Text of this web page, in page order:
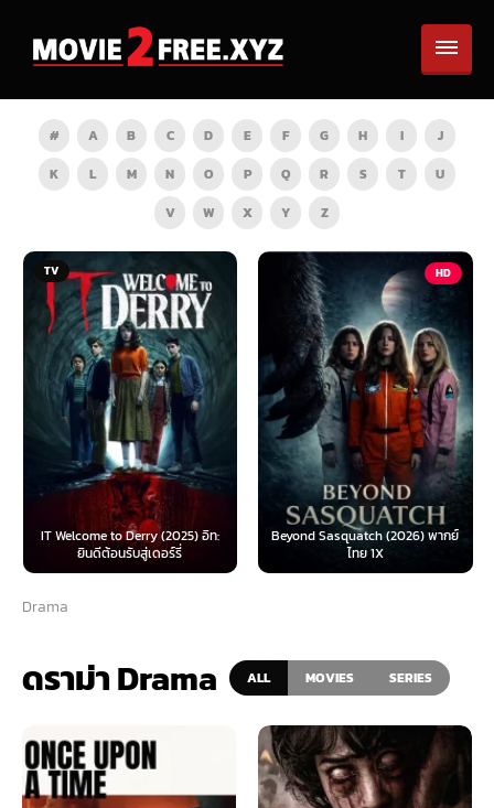
# A B C D E F G H I
J
K
L M N O P Q R S T
U
V
W X Y Z
TV
IT Welcome to Derry (2025) อิท:
ยินดีต้อนรับสู่เดอร์รี่
HD
Beyond Sasquatch (2026) พากย์
ไทย 1X
Drama
ดราม่า Drama ALL MOVIES SERIES